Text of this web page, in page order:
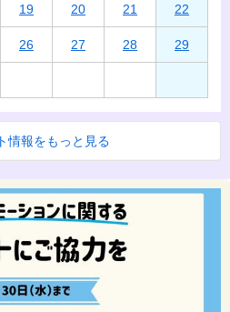
19 20 21 22
26 27 28 29
情報をもっと見る